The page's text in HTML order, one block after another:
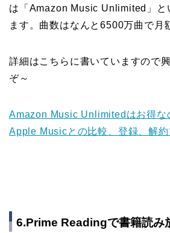
は「Amazon Music Unlimited」と
ます。曲数はなんと6500万曲で月
詳細はこちらに書いていますので
ぞ～
Amazon Music Unlimitedはお得な
Apple Musicとの比較、登録、解
6.Prime Readingで書籍読み